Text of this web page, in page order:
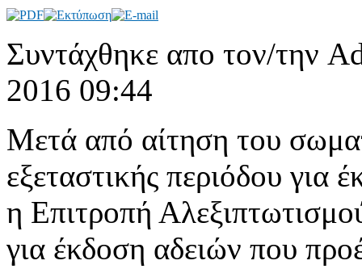
Συντάχθηκε απο τον/την
2016 09:44
Μετά από αίτηση του
εξεταστικής περιόδου για
η Επιτροπή
για έκδοση αδειών που